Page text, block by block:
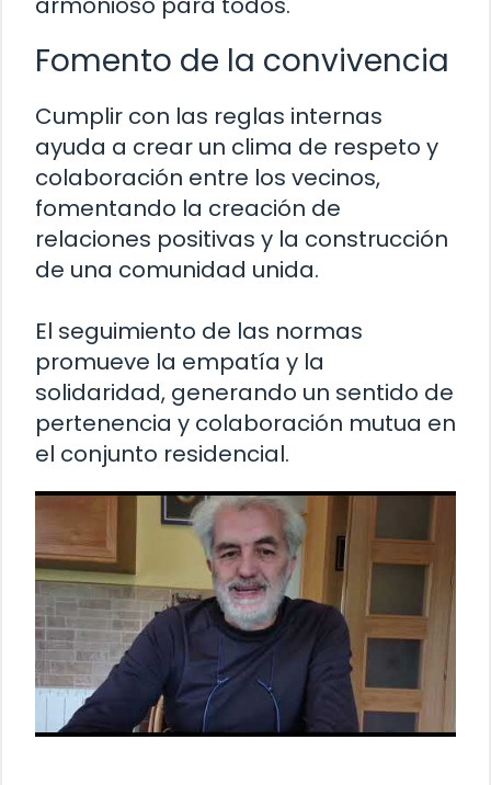
Fomento de la convivencia
Cumplir con las reglas internas
ayuda a crear un clima de respeto y
colaboración entre los vecinos,
fomentando la creación de
relaciones positivas y la construcción
de una comunidad unida.
El seguimiento de las normas
promueve la empatía y la
solidaridad, generando un sentido de
pertenencia y colaboración mutua en
el conjunto residencial.